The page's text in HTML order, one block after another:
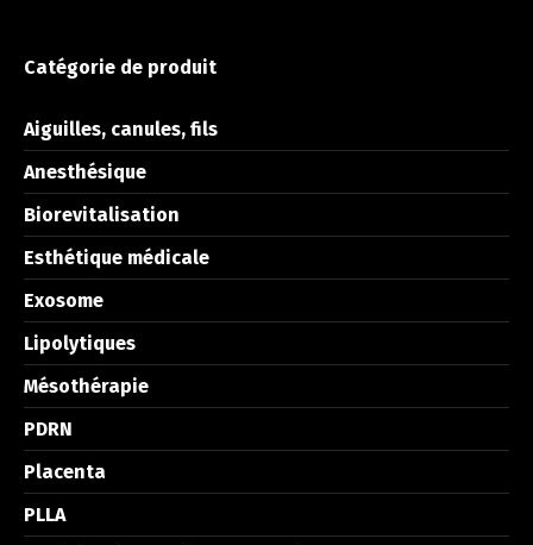
Catégorie de produit
Aiguilles, canules, fils
Anesthésique
Biorevitalisation
Esthétique médicale
Exosome
Lipolytiques
Mésothérapie
PDRN
Placenta
PLLA